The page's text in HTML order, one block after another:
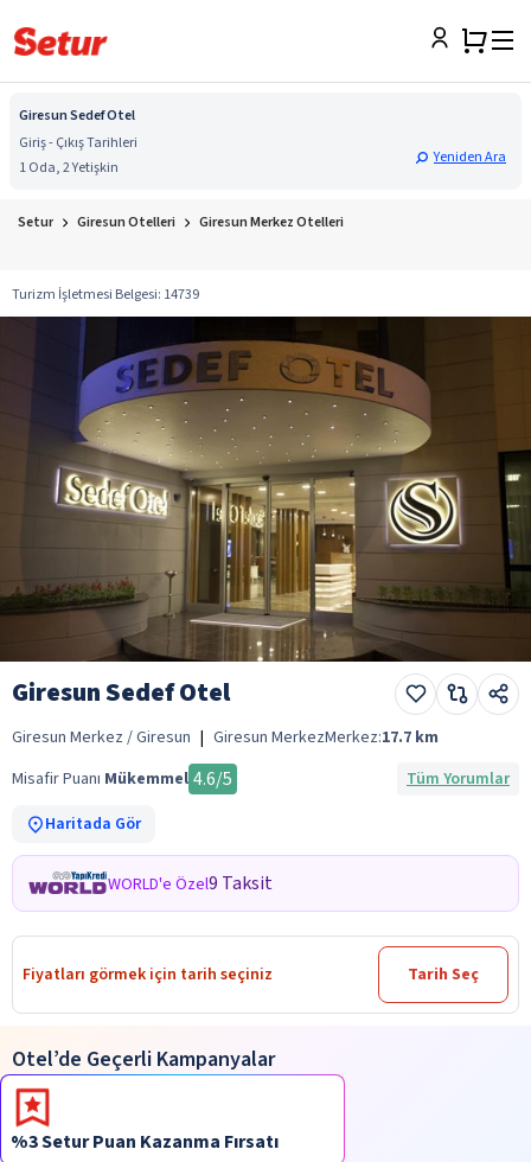
Giresun Sedef Otel
Giriş - Çıkış Tarihleri
1 Oda, 2 Yetişkin
Yeniden Ara
Setur Giresun Otelleri Giresun Merkez Otelleri
Turizm İşletmesi Belgesi: 14739
Giresun Sedef Otel
Giresun Merkez / Giresun | Giresun MerkezMerkez:17.7 km
Misafir Puanı Mükemmel 4.6/5
Tüm Yorumlar
Haritada Gör
WORLD'e Özel9 Taksit
Fiyatları görmek için tarih seçiniz Tarih Seç
Otel’de Geçerli Kampanyalar
%3 Setur Puan Kazanma Fırsatı